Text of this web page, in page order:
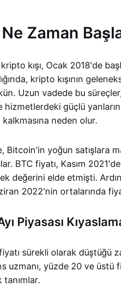
Ne Zaman
kışı, Ocak 2018'de
kripto kışının
Uzun vadede bu
güçlü yanların
neden olur.
Bitcoin'in yoğun satışlara
BTC fiyatı, Kasım
değerini elde etmişti.
2022'nin ortalarında
Piyasası
sürekli olarak düştüğü
uzmanı, yüzde 20 ve üstü
tanımlar.